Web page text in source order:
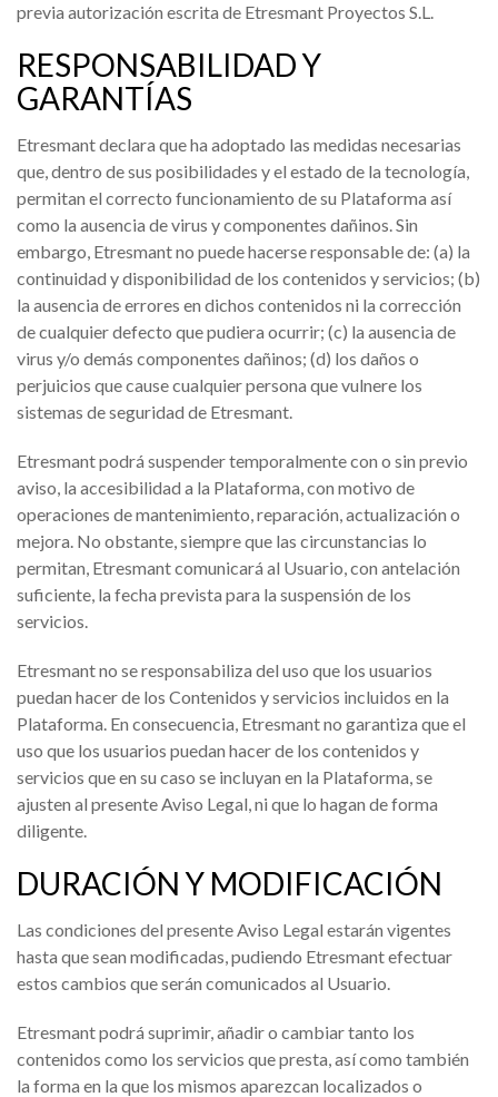
previa autorización escrita de Etresmant Proyectos S.L.
RESPONSABILIDAD Y
GARANTÍAS
Etresmant declara que ha adoptado las medidas necesarias
que, dentro de sus posibilidades y el estado de la tecnología,
permitan el correcto funcionamiento de su Plataforma así
como la ausencia de virus y componentes dañinos. Sin
embargo, Etresmant no puede hacerse responsable de: (a) la
continuidad y disponibilidad de los contenidos y servicios; (b)
la ausencia de errores en dichos contenidos ni la corrección
de cualquier defecto que pudiera ocurrir; (c) la ausencia de
virus y/o demás componentes dañinos; (d) los daños o
perjuicios que cause cualquier persona que vulnere los
sistemas de seguridad de Etresmant.
Etresmant podrá suspender temporalmente con o sin previo
aviso, la accesibilidad a la Plataforma, con motivo de
operaciones de mantenimiento, reparación, actualización o
mejora. No obstante, siempre que las circunstancias lo
permitan, Etresmant comunicará al Usuario, con antelación
suficiente, la fecha prevista para la suspensión de los
servicios.
Etresmant no se responsabiliza del uso que los usuarios
puedan hacer de los Contenidos y servicios incluidos en la
Plataforma. En consecuencia, Etresmant no garantiza que el
uso que los usuarios puedan hacer de los contenidos y
servicios que en su caso se incluyan en la Plataforma, se
ajusten al presente Aviso Legal, ni que lo hagan de forma
diligente.
DURACIÓN Y MODIFICACIÓN
Las condiciones del presente Aviso Legal estarán vigentes
hasta que sean modificadas, pudiendo Etresmant efectuar
estos cambios que serán comunicados al Usuario.
Etresmant podrá suprimir, añadir o cambiar tanto los
contenidos como los servicios que presta, así como también
la forma en la que los mismos aparezcan localizados o